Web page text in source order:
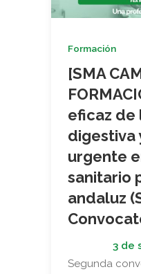
Formación
[SMA
eficaz de
digestiva
urgente
sanitario
andaluz
3 de
Segunda